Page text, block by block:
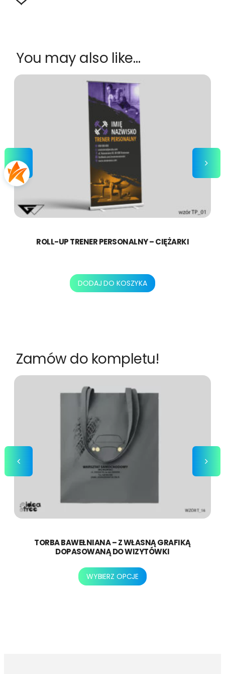
You may also like…
ROLL-UP TRENER PERSONALNY – CIĘŻARKI
DODAJ DO KOSZYKA
Zamów do kompletu!
TORBA BAWEŁNIANA – Z WŁASNĄ GRAFIKĄ
DOPASOWANĄ DO WIZYTÓWKI
WYBIERZ OPCJE
Ten